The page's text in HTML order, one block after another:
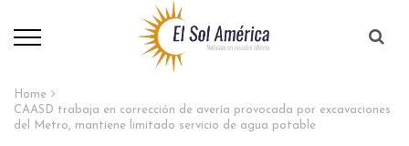
Home
CAASD trabaja en corrección de avería provocada por excavaciones
del Metro, mantiene limitado servicio de agua potable